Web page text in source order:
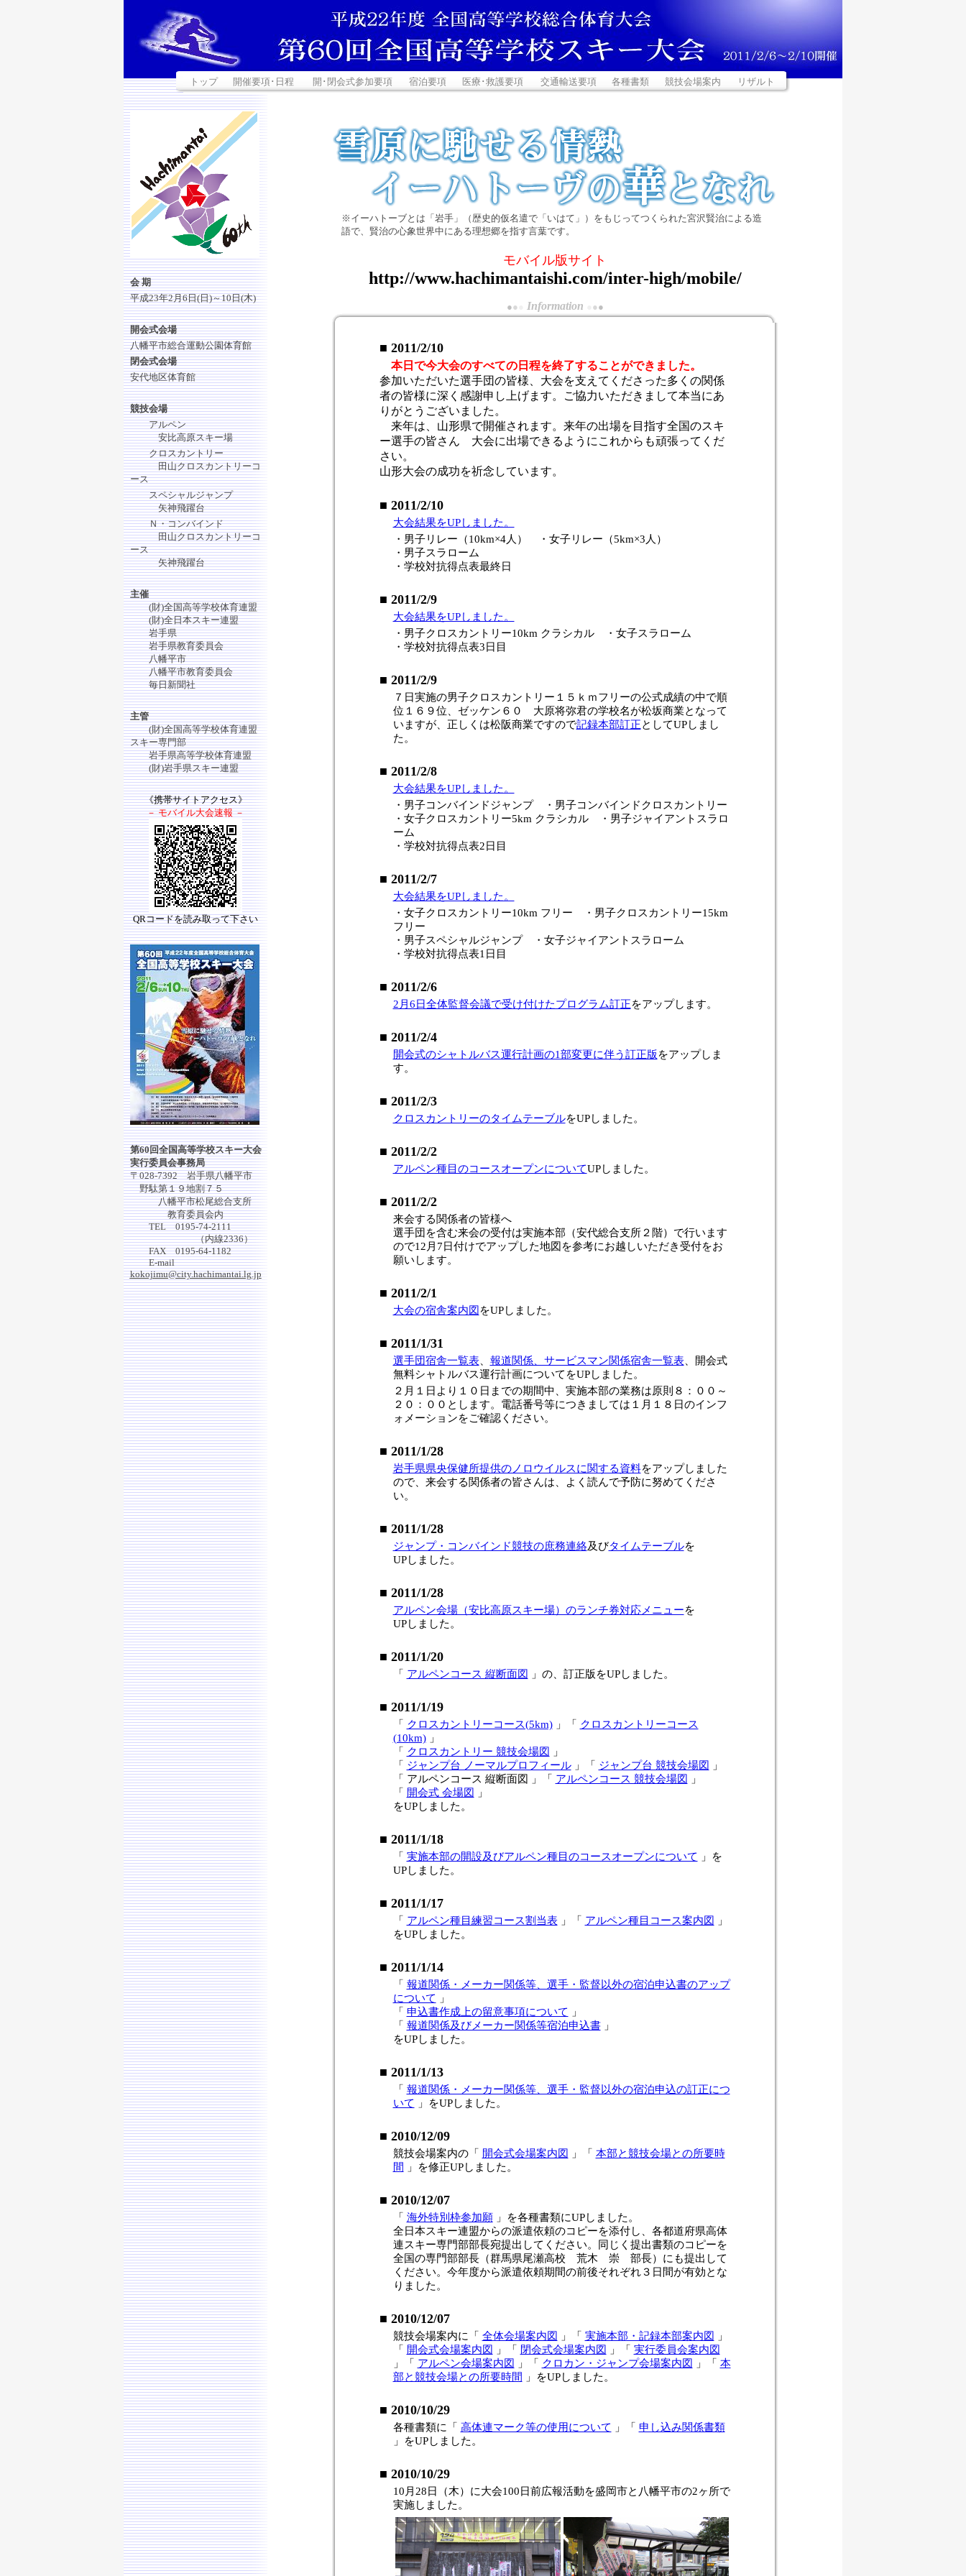
トップ 開催要項･日程 開･閉会式参加要項 宿泊要項 医療･救護要項 交通輸送要項 各種書類 競技会場案内 リザルト
会 期
平成23年2月6日(日)～10日(木)
開会式会場
八幡平市総合運動公園体育館
閉会式会場
安代地区体育館
競技会場
アルペン
安比高原スキー場
クロスカントリー
田山クロスカントリーコ
ース
スペシャルジャンプ
矢神飛躍台
Ｎ・コンバインド
田山クロスカントリーコ
ース
矢神飛躍台
主催
(財)全国高等学校体育連盟
(財)全日本スキー連盟
岩手県
岩手県教育委員会
八幡平市
八幡平市教育委員会
毎日新聞社
主管
(財)全国高等学校体育連盟
スキー専門部
岩手県高等学校体育連盟
(財)岩手県スキー連盟
《携帯サイトアクセス》
－ モバイル大会速報 －
QRコードを読み取って下さい
第60回全国高等学校スキー大会
実行委員会事務局
〒028-7392 岩手県八幡平市
野駄第１９地割７５
八幡平市松尾総合支所
教育委員会内
TEL 0195-74-2111
（内線2336）
FAX 0195-64-1182
E-mail
kokojimu@city.hachimantai.lg.jp
※イーハトーブとは「岩手」（歴史的仮名遣で「いはて」）をもじってつくられた宮沢賢治による造
語で、賢治の心象世界中にある理想郷を指す言葉です。
モバイル版サイト
http://www.hachimantaishi.com/inter-high/mobile/
●● Information ●●
■ 2011/2/10
本日で今大会のすべての日程を終了することができました。
参加いただいた選手団の皆様、大会を支えてくださった多くの関係
者の皆様に深く感謝申し上げます。ご協力いただきまして本当にあ
りがとうございました。
来年は、山形県で開催されます。来年の出場を目指す全国のスキ
ー選手の皆さん 大会に出場できるようにこれからも頑張ってくだ
さい。
山形大会の成功を祈念しています。
■ 2011/2/10
大会結果をUPしました。
・男子リレー（10km×4人） ・女子リレー（5km×3人）
・男子スラローム
・学校対抗得点表最終日
■ 2011/2/9
大会結果をUPしました。
・男子クロスカントリー10km クラシカル ・女子スラローム
・学校対抗得点表3日目
■ 2011/2/9
７日実施の男子クロスカントリー１５ｋｍフリーの公式成績の中で順
位１６９位、ゼッケン６０ 大原将弥君の学校名が松坂商業となって
いますが、正しくは松阪商業ですので記録本部訂正としてUPしまし
た。
■ 2011/2/8
大会結果をUPしました。
・男子コンバインドジャンプ ・男子コンバインドクロスカントリー
・女子クロスカントリー5km クラシカル ・男子ジャイアントスラロ
ーム
・学校対抗得点表2日目
■ 2011/2/7
大会結果をUPしました。
・女子クロスカントリー10km フリー ・男子クロスカントリー15km
フリー
・男子スペシャルジャンプ ・女子ジャイアントスラローム
・学校対抗得点表1日目
■ 2011/2/6
2月6日全体監督会議で受け付けたプログラム訂正をアップします。
■ 2011/2/4
開会式のシャトルバス運行計画の1部変更に伴う訂正版 をアップしま
す。
■ 2011/2/3
クロスカントリーのタイムテーブルをUPしました。
■ 2011/2/2
アルペン種目のコースオープンについてUPしました。
■ 2011/2/2
来会する関係者の皆様へ
選手団を含む来会の受付は実施本部（安代総合支所２階）で行います
ので12月7日付けでアップした地図を参考にお越しいただき受付をお
願いします。
■ 2011/2/1
大会の宿舎案内図 をUPしました。
■ 2011/1/31
選手団宿舎一覧表、 報道関係、サービスマン関係宿舎一覧表、開会式
無料シャトルバス運行計画についてをUPしました。
２月１日より１０日までの期間中、実施本部の業務は原則８：００～
２０：００とします。電話番号等につきましては１月１８日のインフ
ォメーションをご確認ください。
■ 2011/1/28
岩手県県央保健所提供のノロウイルスに関する資料をアップしました
ので、来会する関係者の皆さんは、よく読んで予防に努めてくださ
い。
■ 2011/1/28
ジャンプ・コンバインド競技の庶務連絡及びタイムテーブルを
UPしました。
■ 2011/1/28
アルペン会場（安比高原スキー場）のランチ券対応メニューを
UPしました。
■ 2011/1/20
「 アルペンコース 縦断面図 」の、訂正版をUPしました。
■ 2011/1/19
「 クロスカントリーコース(5km)」「 クロスカントリーコース
(10km)」
「 クロスカントリー 競技会場図
」
「 ジャンプ台 ノーマルプロフィール」「 ジャンプ台 競技会場図
」
「 アルペンコース 縦断面図 」「 アルペンコース 競技会場図
」
「
開会式 会場図
」
をUPしました。
■ 2011/1/18
「 実施本部の開設及びアルペン種目のコースオープンについて 」を
UPしました。
■ 2011/1/17
「 アルペン種目練習コース割当表」「 アルペン種目コース案内図
」
をUPしました。
■ 2011/1/14
「 報道関係・メーカー関係等、選手・監督以外の宿泊申込書のアップ
について 」
「 申込書作成上の留意事項について 」
「 報道関係及びメーカー関係等宿泊申込書」
をUPしました。
■ 2011/1/13
「 報道関係・メーカー関係等、選手・監督以外の宿泊申込の訂正につ
いて 」をUPしました。
■ 2010/12/09
競技会場案内の「 開会式会場案内図 」「 本部と競技会場との所要時
間 」を修正UPしました。
■ 2010/12/07
「 海外特別枠参加願」を各種書類にUPしました。
全日本スキー連盟からの派遣依頼のコピーを添付し、各都道府県高体
連スキー専門部部長宛提出してください。同じく提出書類のコピーを
全国の専門部部長（群馬県尾瀬高校 荒木 崇 部長）にも提出して
ください。今年度から派遣依頼期間の前後それぞれ３日間が有効とな
りました。
■ 2010/12/07
競技会場案内に「 全体会場案内図 」「 実施本部・記録本部案内図
」
「
開会式会場案内図 」「 閉会式会場案内図 」「 実行委員会案内図
」「 アルペン会場案内図 」「 クロカン・ジャンプ会場案内図 」「 本
部と競技会場との所要時間 」をUPしました。
■ 2010/10/29
各種書類に「 高体連マーク等の使用について 」「 申し込み関係書類
」をUPしました。
■ 2010/10/29
10月28日（木）に大会100日前広報活動を盛岡市と八幡平市の2ヶ所で
実施しました。